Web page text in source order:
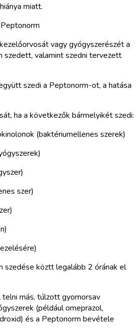
miatt.
vagy gyógyszerészét a
szedett, valamint szedni tervezett
szedi a Peptonorm-ot, a hatása
ha a következők bármelyikét szedi:
(baktériumellenes szerek)
szer)
szedése köztt legalább 2 órának el
más, túlzott gyomorsav
(például omeprazol,
és a Peptonorm bevétele